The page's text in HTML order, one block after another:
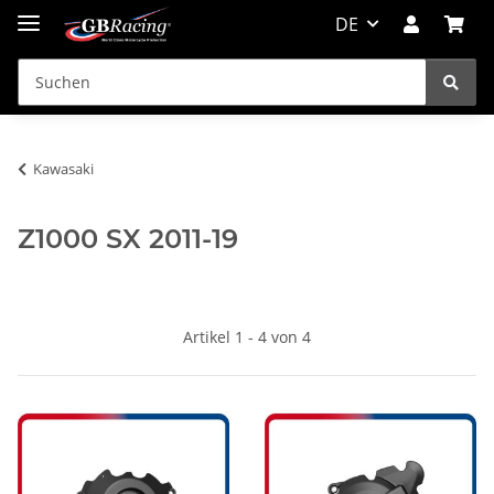
DE
Kawasaki
Z1000 SX 2011-19
Artikel 1 - 4 von 4